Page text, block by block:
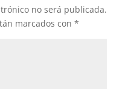
no será publicada.
marcados con *